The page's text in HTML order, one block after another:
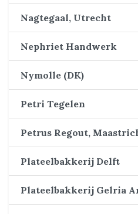
Nagtegaal, Utrecht
Nephriet Handwerk
Nymolle (DK)
Petri Tegelen
Petrus Regout,
Plateelbakkerij Delft
Plateelbakkerij Gelria